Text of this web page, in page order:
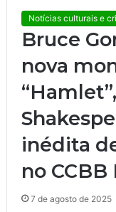
Notícias culturais e
Bruce
nova
inédita
no CCBB
7 de agosto de 2025